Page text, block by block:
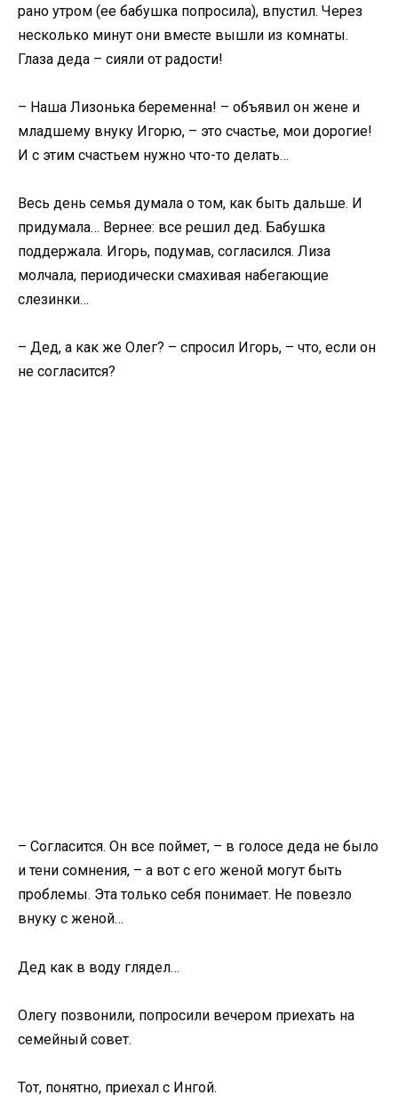
рано утром (ее бабушка попросила), впустил. Через
несколько минут они вместе вышли из комнаты.
Глаза деда – сияли от радости!
– Наша Лизонька беременна! – объявил он жене и
младшему внуку Игорю, – это счастье, мои дорогие!
И с этим счастьем нужно что-то делать…
Весь день семья думала о том, как быть дальше. И
придумала… Вернее: все решил дед. Бабушка
поддержала. Игорь, подумав, согласился. Лиза
молчала, периодически смахивая набегающие
слезинки…
– Дед, а как же Олег? – спросил Игорь, – что, если он
не согласится?
– Согласится. Он все поймет, – в голосе деда не было
и тени сомнения, – а вот с его женой могут быть
проблемы. Эта только себя понимает. Не повезло
внуку с женой…
Дед как в воду глядел…
Олегу позвонили, попросили вечером приехать на
семейный совет.
Тот, понятно, приехал с Ингой.